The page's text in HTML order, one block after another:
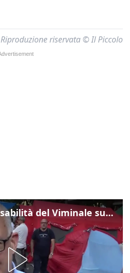
Riproduzione riservata © Il Piccolo
Gualtieri: "Responsabilità del Viminale su Spin Time? La posizione dei partiti è nota"